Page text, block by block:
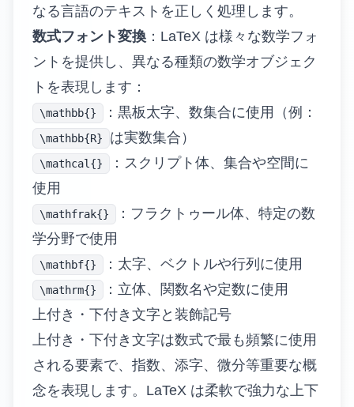
なる言語のテキストを正しく処理します。
数式フォント変換 ：LaTeX は様々な数学フォ
ントを提供し、異なる種類の数学オブジェク
トを表現します：
\mathbb{} ：黒板太字、数集合に使用（例：
\mathbb{R} は実数集合）
\mathcal{}
：スクリプト体、集合や空間に
使用
\mathfrak{}
：フラクトゥール体、特定の数
学分野で使用
\mathbf{} ：太字、ベクトルや行列に使用
\mathrm{}
：立体、関数名や定数に使用
上付き・下付き文字と装飾記号
上付き・下付き文字は数式で最も頻繁に使用
される要素で、指数、添字、微分等重要な概
念を表現します。LaTeX は柔軟で強力な上下